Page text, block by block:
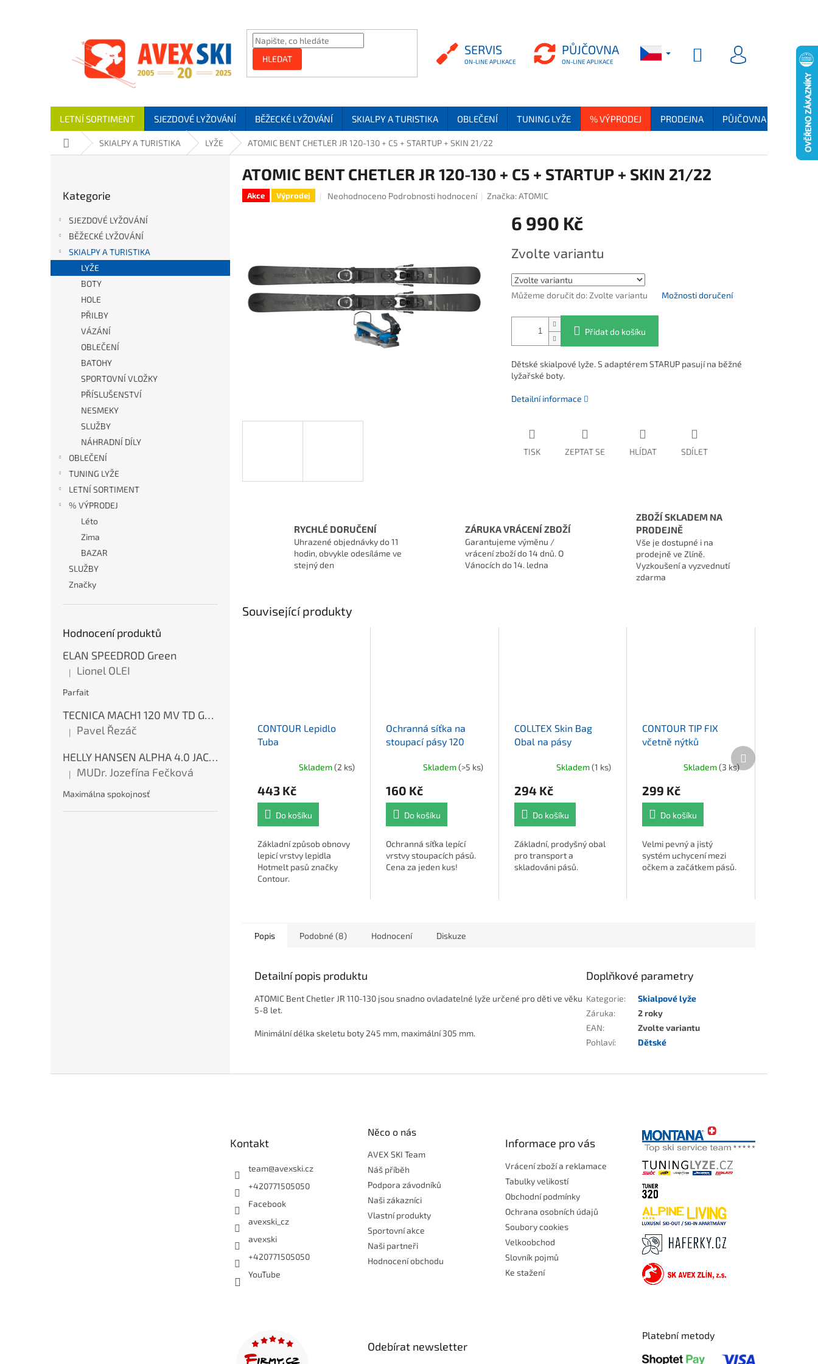
HLEDAT
SERVIS
SERVIS PŮJČOVNA
PŮJČOVNA NÁKUPNÍ KOŠÍKPŘIHLÁSIT SE
LETNÍ SORTIMENT SJEZDOVÉ LYŽOVÁNÍ BĚŽECKÉ LYŽOVÁNÍ SKIALPY A TURISTIKA OBLEČENÍ TUNING LYŽE % VÝPRODEJ PRODEJNA PŮJČOVNA SKI
Domů SKIALPY A TURISTIKA LYŽE ATOMIC BENT CHETLER JR 120-130 + C5 + STARTUP + SKIN 21/22
Kategorie
SJEZDOVÉ LYŽOVÁNÍ
BĚŽECKÉ LYŽOVÁNÍ
SKIALPY A TURISTIKA
LYŽE
BOTY
HOLE
PŘILBY
VÁZÁNÍ
OBLEČENÍ
BATOHY
SPORTOVNÍ VLOŽKY
PŘÍSLUŠENSTVÍ
NESMEKY
SLUŽBY
NÁHRADNÍ DÍLY
OBLEČENÍ
TUNING LYŽE
LETNÍ SORTIMENT
% VÝPRODEJ
Léto
Zima
BAZAR
SLUŽBY
Značky
Hodnocení produktů
ELAN SPEEDROD Green
Hodnocení produktu je 5 z 5 hvězdiček.
| Lionel OLEI
Parfait
TECNICA MACH1 120 MV TD GW Ink Blue
Hodnocení produktu je 5 z 5 hvězdiček.
|
Pavel Řezáč
HELLY HANSEN ALPHA 4.0 JACKET Red
Hodnocení produktu je 5 z 5 hvězdiček.
| MUDr. Jozefína Fečková
Maximálna spokojnosť
ATOMIC BENT CHETLER JR 120-130 + C5 + STARTUP + SKIN 21/22
Akce Výprodej Průměrné hodnocení produktu je 0,0 z 5 hvězdiček.
Neohodnoceno Podrobnosti hodnocení Značka:ATOMIC
6 990 Kč
Zvolte variantu
Můžeme doručit do: Zvolte variantu Možnosti doručení
Přidat do košíku
Dětské skialpové lyže. S adaptérem STARUP pasují na běžné
lyžařské boty.
Detailní informace
TISK ZEPTAT SE HLÍDAT SDÍLET
RYCHLÉ DORUČENÍ
Uhrazené objednávky do 11
hodin, obvykle odesíláme ve
stejný den
ZÁRUKA VRÁCENÍ ZBOŽÍ
Garantujeme výměnu /
vrácení zboží do 14 dnů. O
Vánocích do 14. ledna
ZBOŽÍ SKLADEM NA
PRODEJNĚ
Vše je dostupné i na
prodejně ve Zlíně.
Vyzkoušení a vyzvednutí
zdarma
Související produkty
CONTOUR Lepidlo
Tuba
Skladem(2 ks)
443 Kč
Do košíku
Základní způsob obnovy
lepicí vrstvy lepidla
Hotmelt pasů značky
Contour.
Ochranná síťka na
stoupací pásy 120
Skladem(>5 ks)
160 Kč
Do košíku
Ochranná síťka lepící
vrstvy stoupacích pásů.
Cena za jeden kus!
COLLTEX Skin Bag
Obal na pásy
Skladem(1 ks)
294 Kč
Do košíku
Základní, prodyšný obal
pro transport a
skladováni pásů.
CONTOUR TIP FIX
včetně nýtků
Skladem(3 ks)
299 Kč
Do košíku
Velmi pevný a jistý
systém uchycení mezi
očkem a začátkem pásů.
Další produkt
Popis Podobné (8) Hodnocení Diskuze
Detailní popis produktu
ATOMIC Bent Chetler JR 110-130 jsou snadno ovladatelné lyže určené pro děti ve věku
5-8 let.
Minimální délka skeletu boty 245 mm, maximální 305 mm.
Doplňkové parametry
Kategorie:
Skialpové lyže
Záruka:
2 roky
EAN:
Zvolte variantu
Pohlaví: Dětské
Kontakt
team@avexski.cz
+420771505050
Facebook
avexski_cz
avexski
+420771505050
YouTube
Něco o nás
AVEX SKI Team
Náš příběh
Podpora závodníků
Naši zákazníci
Vlastní produkty
Sportovní akce
Naši partneři
Hodnocení obchodu
Informace pro vás
Vrácení zboží a reklamace
Tabulky velikostí
Obchodní podmínky
Ochrana osobních údajů
Soubory cookies
Velkoobchod
Slovník pojmů
Ke stažení
Odebírat newsletter
Platební metody